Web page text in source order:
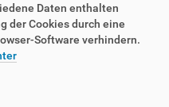
Daten enthalten
der Cookies durch eine
Software verhindern.